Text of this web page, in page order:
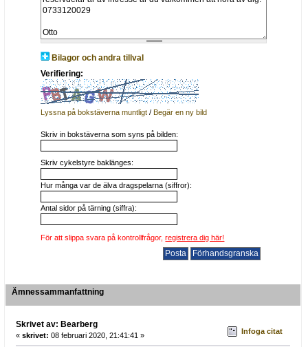
Bilagor och andra tillval
Verifiering:
Lyssna på bokstäverna muntligt /Begär en ny bild
Skriv in bokstäverna som syns på bilden:
Skriv cykelstyre baklänges:
Hur många var de älva dragspelarna (siffror):
Antal sidor på tärning (siffra):
För att slippa svara på kontrollfrågor,registrera dig här!
Ämnessammanfattning
Skrivet av: Bearberg
« skrivet: 08 februari 2020, 21:41:41 » Infoga citat